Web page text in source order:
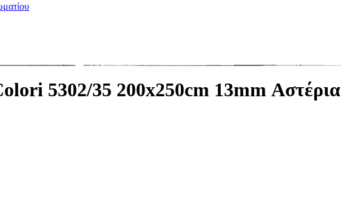
5302/35 200x250cm 13mm Αστέρια